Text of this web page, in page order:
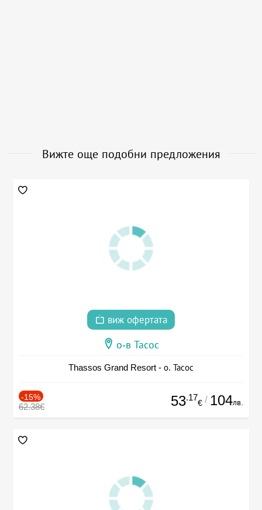
Вижте още подобни предложения
виж офертата
о-в Тасос
Thassos Grand Resort - о. Тасос
-15%
62.38€ 53.17
€ / 104лв.